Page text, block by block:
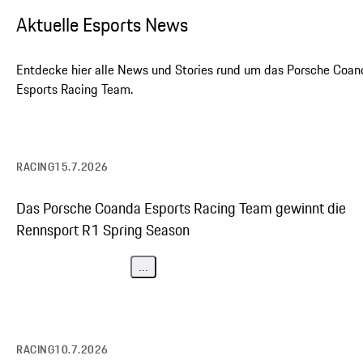
Aktuelle Esports News
Entdecke hier alle News und Stories rund um das Porsche
Esports Racing Team.
RACING15.7.2026
Das Porsche Coanda Esports Racing Team gewinnt die
Rennsport R1 Spring Season
RACING10.7.2026